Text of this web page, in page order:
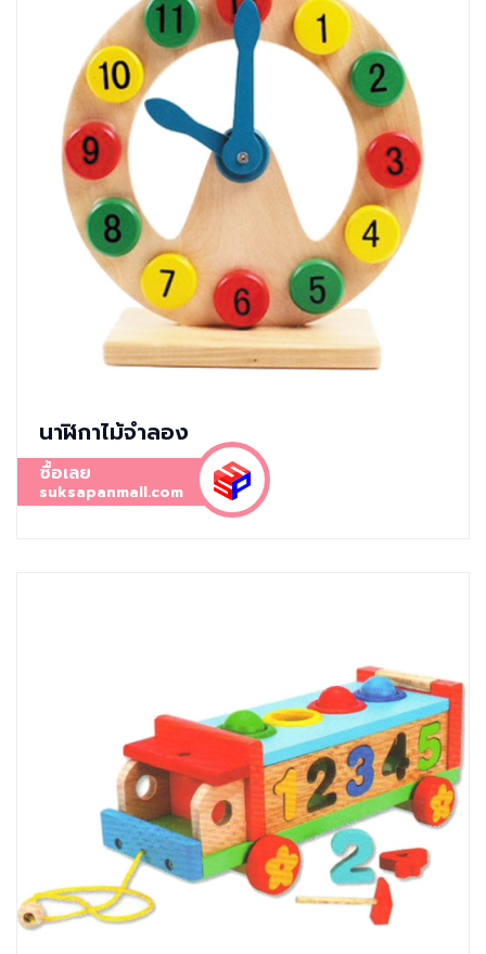
นาฬิกาไม้จำลอง
ซื้อเลย
suksapanmall.com